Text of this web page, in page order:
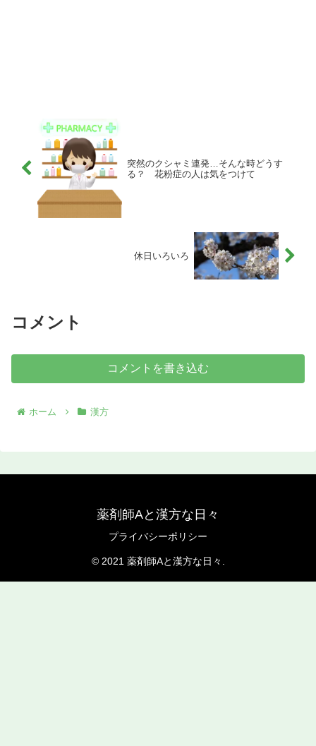
突然のクシャミ連発…そんな時どうす
る？ 花粉症の人は気をつけて
休日いろいろ
コメント
コメントを書き込む
ホーム 漢方
薬剤師Aと漢方な日々
プライバシーポリシー
© 2021 薬剤師Aと漢方な日々.